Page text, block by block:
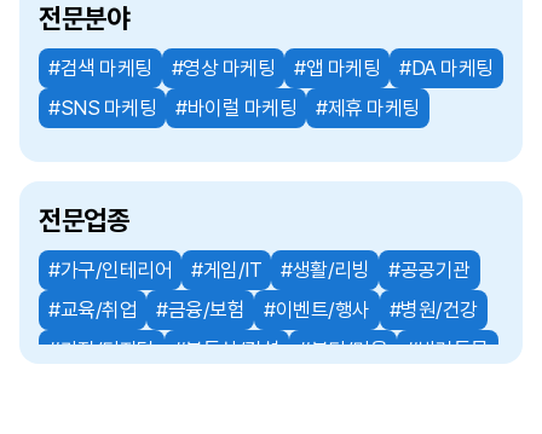
전문분야
#검색 마케팅 #영상 마케팅 #앱 마케팅
#DA 마케팅
#SNS 마케팅
#바이럴 마케팅 #제휴 마케팅
전문업종
#가구/인테리어 #게임/IT #생활/리빙
#공공기관
#교육/취업
#금융/보험 #이벤트/행사
#병원/건강
#가전/디지털
#부동산/건설 #뷰티/미용
#반려동물